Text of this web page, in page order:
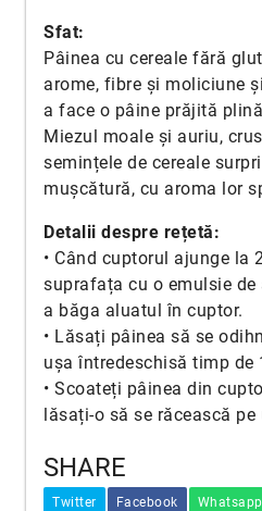
Sfat:
Pâinea cu cereale fără
arome, fibre și moliciune
a face o pâine prăjită
Miezul moale și auriu,
semințele de cereale
mușcătură, cu aroma lor
Detalii despre rețetă:
• Când cuptorul ajunge la
suprafața cu o emulsie
a băga aluatul în cuptor.
• Lăsați pâinea să se
ușa întredeschisă timp de
• Scoateți pâinea din
lăsați-o să se răcească pe
SHARE
Twitter Facebook Whatsapp